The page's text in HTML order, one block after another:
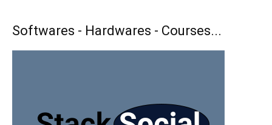
Softwares - Hardwares - Courses...